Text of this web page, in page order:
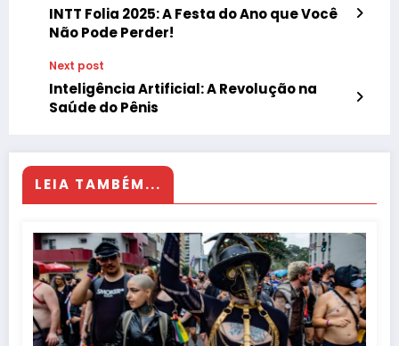
INTT Folia 2025: A Festa do Ano que Você
Não Pode Perder!
Next post
Inteligência Artificial: A Revolução na
Saúde do Pênis
LEIA TAMBÉM...